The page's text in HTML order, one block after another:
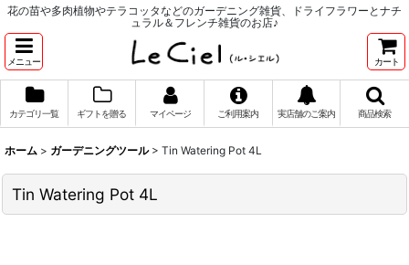
花の苗や多肉植物やテラコッタなどのガーデニング雑貨、ドライフラワーとナチ
ュラル＆フレンチ雑貨のお店♪
メニュー カート
カテゴリ一覧 ギフトを贈る マイページ ご利用案内 実店舗のご案内 商品検索
ホーム > ガーデニングツール > Tin Watering Pot 4L
Tin Watering Pot 4L